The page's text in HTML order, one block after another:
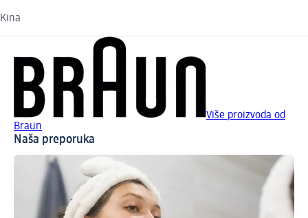
Kina
Više proizvoda od
Braun
Naša preporuka